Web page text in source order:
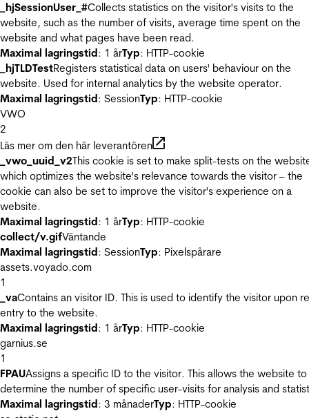
_hjSessionUser_#Collects statistics on the visitor's visits to the
website, such as the number of visits, average time spent on the
website and what pages have been read.
Maximal lagringstid: 1 årTyp: HTTP-cookie
_hjTLDTestRegisters statistical data on users' behaviour on the
website. Used for internal analytics by the website operator.
Maximal lagringstid: SessionTyp: HTTP-cookie
VWO
2
Läs mer om den här leverantören
_vwo_uuid_v2This cookie is set to make split-tests on the
which optimizes the website's relevance towards the visitor – the
cookie can also be set to improve the visitor's experience on a
website.
Maximal lagringstid: 1 årTyp: HTTP-cookie
collect/v.gifVäntande
Maximal lagringstid: SessionTyp: Pixelspårare
assets.voyado.com
1
_vaContains an visitor ID. This is used to identify the visitor upon
entry to the website.
Maximal lagringstid: 1 årTyp: HTTP-cookie
garnius.se
1
FPAUAssigns a specific ID to the visitor. This allows the website to
determine the number of specific user-visits for analysis and
Maximal lagringstid: 3 månaderTyp: HTTP-cookie